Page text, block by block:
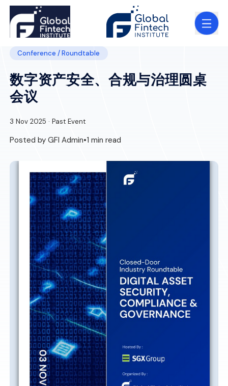
Conference / Roundtable
数字资产安全、合规与治理圆桌
会议
3 Nov 2025 · Past Event
Posted by GFI Admin•1 min read